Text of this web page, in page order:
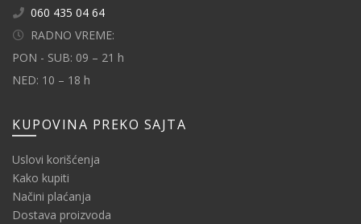
060 435 04 64
RADNO VREME:
PON - SUB: 09 – 21 h
NED: 10 – 18 h
KUPOVINA PREKO SAJTA
Uslovi korišćenja
Kako kupiti
Načini plaćanja
Dostava proizvoda